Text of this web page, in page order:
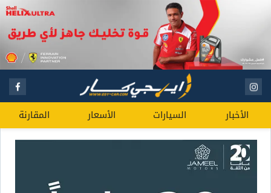
الأخبار السيارات الأسعار المقارنة